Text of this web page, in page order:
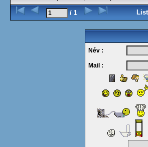
/ 1
Név :
Mail :